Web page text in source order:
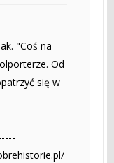
"Coś na
Od
się w